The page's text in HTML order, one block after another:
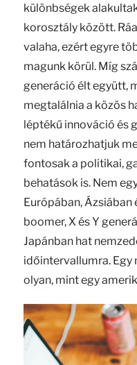
különbségek
korosztály között.
valaha, ezért egyre
magunk körül. Míg
generáció élt együtt,
megtalálnia a közös
léptékű innováció és
nem határozhatjuk
fontosak a politikai,
behatások is. Nem
Európában, Ázsiában
boomer, X és Y
Japánban hat
időintervallumra. Egy
olyan, mint egy